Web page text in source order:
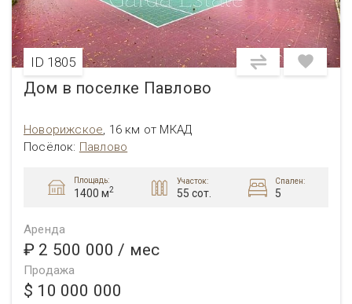
ID 1805
Дом в поселке Павлово
Новорижское, 16 км от МКАД
Посёлок: Павлово
Площадь:
1400 м2
Участок:
55 сот.
Спален:
5
Аренда
₽ 2 500 000/ мес
Продажа
$ 10 000 000